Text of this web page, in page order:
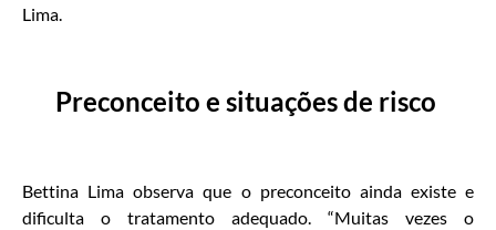
Lima.
Preconceito e situações de risco
Bettina Lima observa que o preconceito ainda existe e
dificulta o tratamento adequado. “Muitas vezes o